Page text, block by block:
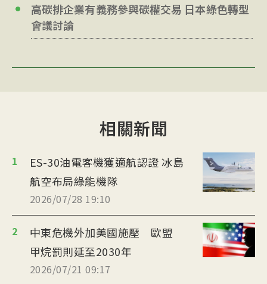
高碳排企業有義務參與碳權交易 日本綠色轉型
會議討論
相關新聞
1
ES-30油電客機獲適航認證 冰島
航空布局綠能機隊
2026/07/28 19:10
2
中東危機外加美國施壓 歐盟
甲烷罰則延至2030年
2026/07/21 09:17